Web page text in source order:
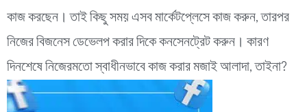
কাজ করছেন। তাই কিছু সময় এসব মার্কেটপ্লেসে কাজ করুন, তারপর
নিজের বিজনেস ডেভেলপ করার দিকে কনসেনট্রেট করুন। কারণ
দিনশেষে নিজেরমতো স্বাধীনভাবে কাজ করার মজাই আলাদা, তাইনা?